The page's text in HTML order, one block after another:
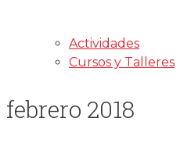
Actividades
Cursos y Talleres
febrero 2018